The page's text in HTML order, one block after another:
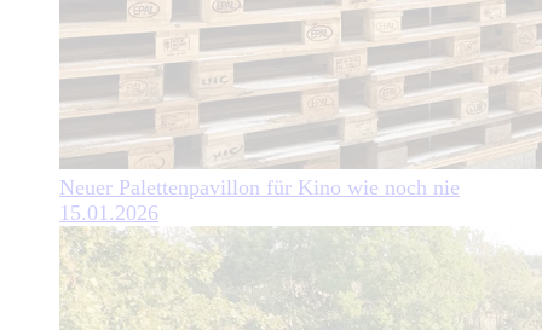
Neuer Palettenpavillon für Kino wie noch nie
15.01.2026